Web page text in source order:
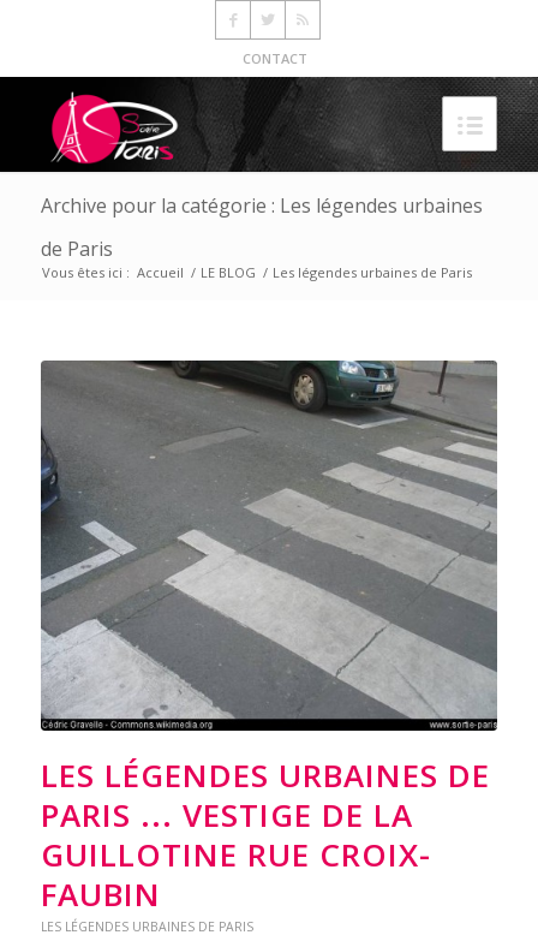
CONTACT
Archive pour la catégorie : Les légendes urbaines
de Paris
Vous êtes ici : Accueil / LE BLOG / Les légendes urbaines de Paris
LES LÉGENDES URBAINES DE
PARIS ... VESTIGE DE LA
GUILLOTINE RUE CROIX-
FAUBIN
LES LÉGENDES URBAINES DE PARIS